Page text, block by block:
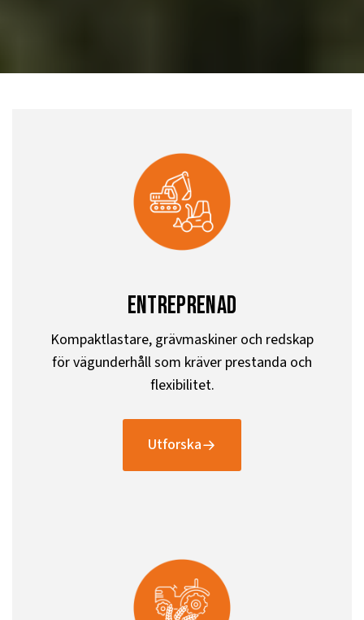
entreprenad
Kompaktlastare, grävmaskiner och redskap
för vägunderhåll som kräver prestanda och
flexibilitet.
Utforska